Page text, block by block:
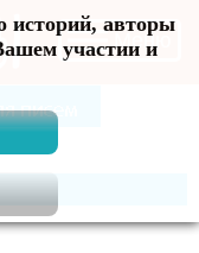
историй, авторы
участии и
Меню